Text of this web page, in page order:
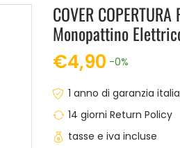
COVER
Monopattino
€4,90 -0%
1 anno di garanzia
14 giorni Return Policy
tasse e iva incluse